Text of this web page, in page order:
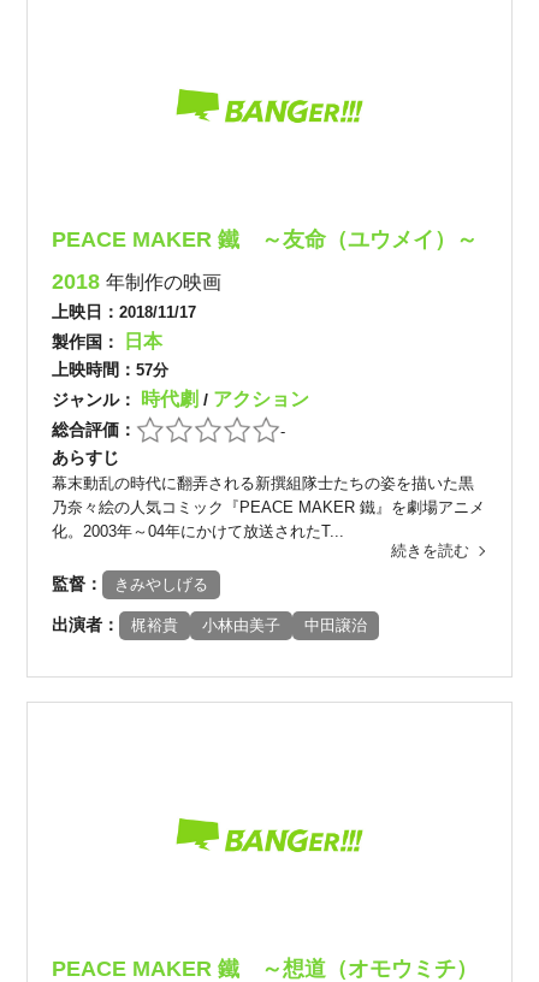
PEACE MAKER 鐵 ～友命（ユウメイ）～
2018年制作の映画
上映日：2018/11/17
製作国： 日本
上映時間：57分
ジャンル： 時代劇/ アクション
総合評価： -
あらすじ
幕末動乱の時代に翻弄される新撰組隊士たちの姿を描いた黒
乃奈々絵の人気コミック『PEACE MAKER 鐵』を劇場アニメ
化。2003年～04年にかけて放送されたT...
続きを読む
監督： きみやしげる
出演者： 梶裕貴 小林由美子 中田譲治
PEACE MAKER 鐵 ～想道（オモウミチ）